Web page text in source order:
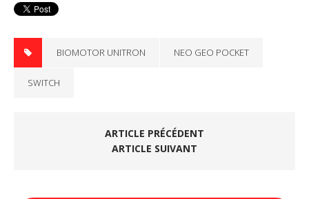
BIOMOTOR UNITRON NEO GEO POCKET
SWITCH
ARTICLE PRÉCÉDENT
ARTICLE SUIVANT